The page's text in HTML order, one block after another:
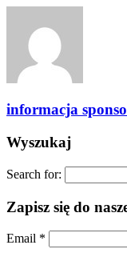
informacja
Wyszukaj
Search for:
Zapisz się do
Email *